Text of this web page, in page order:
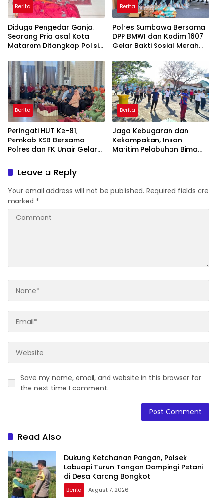
Berita
Diduga Pengedar Ganja,
Seorang Pria asal Kota
Mataram Ditangkap Polisi
Berita
Polres Sumbawa Bersama
DPP BMWI dan Kodim 1607
Gelar Bakti Sosial Merah
Hidayatullah
Berita
Peringati HUT Ke-81,
Pemkab KSB Bersama
Polres dan FK Unair Gelar
Hari Pertama Kehidupan”
Berita
Jaga Kebugaran dan
Kekompakan, Insan
Maritim Pelabuhan Bima
Leave a Reply
Your email address will not be published. Required fields are
marked *
Save my name, email, and website in this browser for
the next time I comment.
Read Also
Dukung Ketahanan Pangan, Polsek
Labuapi Turun Tangan Dampingi Petani
di Desa Karang Bongkot
Berita August 7, 2026